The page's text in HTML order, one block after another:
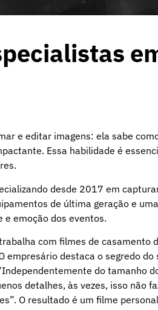
e editar imagens: ela sabe
Essa habilidade é
desde 2017 em
de última geração e
e emoção dos eventos.
com filmes de casamento
empresário destaca o segredo
do tamanho
detalhes, às vezes, isso não
O resultado é um filme